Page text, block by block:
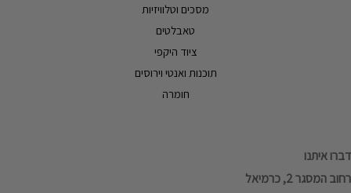
מסכים וטלוויזיות
טאבלטים
ציוד היקפי
תוכנות ואנטי וירוסים
חומרה
דברו איתנו
רחוב המסגר 2, כרמיאל